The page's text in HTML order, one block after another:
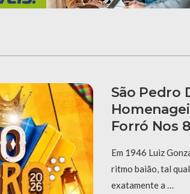
São Pedro
Forró Nos
Em 1946 Luiz
ritmo baião, tal
exatamente a …